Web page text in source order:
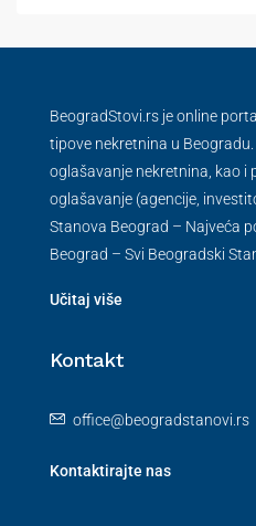
BeogradStovi.rs je online
tipove nekretnina u
oglašavanje nekretnina, kao i
oglašavanje (agencije,
Stanova Beograd – Najveća
Beograd – Svi Beogradski
Učitaj više
Kontakt
office@beogradstanovi.rs
Kontaktirajte nas